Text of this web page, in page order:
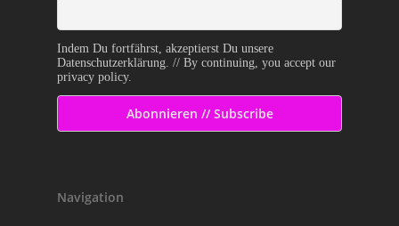
Indem Du fortfährst, akzeptierst Du unsere
Datenschutzerklärung. // By continuing, you accept our
privacy policy.
Navigation